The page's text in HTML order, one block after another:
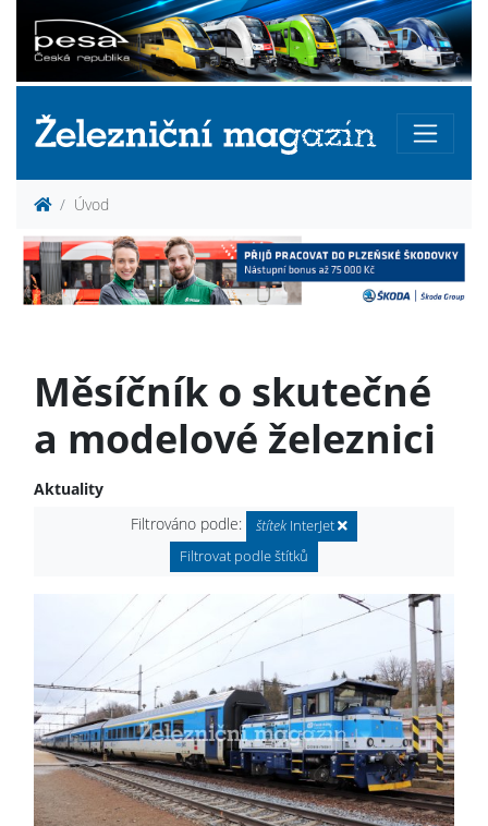
Úvod
Měsíčník o skutečné
a modelové železnici
Aktuality
Filtrováno podle:
štítek InterJet
Filtrovat podle štítků